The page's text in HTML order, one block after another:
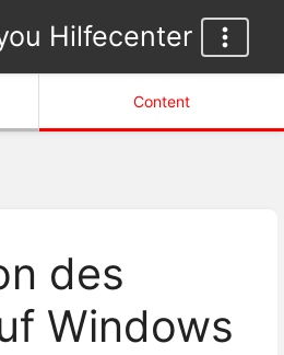
Hilfecenter
Content
des
Windows